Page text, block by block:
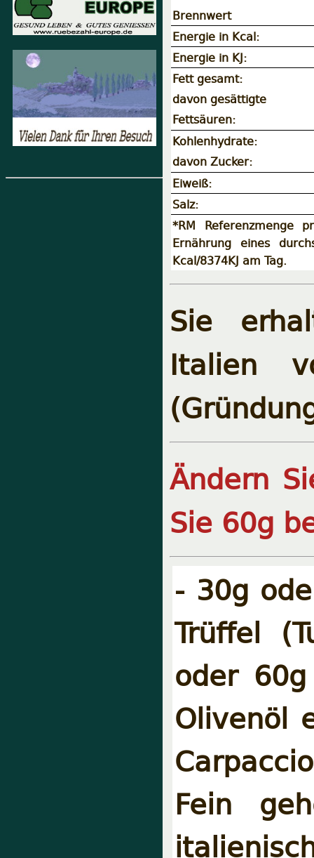
Brennwert
Energie in Kcal:
Energie in KJ:
Fett gesamt:
davon gesättigte
Fettsäuren:
Kohlenhydrate:
davon Zucker:
Eiweiß:
Salz:
*RM Referenzmenge
Ernährung eines
Kcal/8374KJ am Tag.
Sie
Italien
Ändern
Sie 60g
- 30g
Trüffel
oder
Olivenöl
Fein